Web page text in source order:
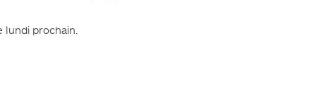
lundi prochain.